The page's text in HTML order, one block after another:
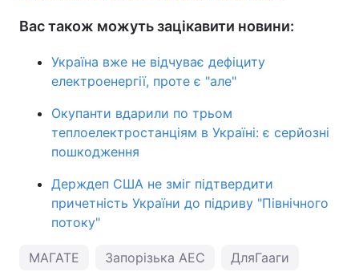
Вас також можуть зацікавити новини:
Україна вже не відчуває дефіциту
електроенергії, проте є "але"
Окупанти вдарили по трьом
теплоелектростанціям в Україні: є серйозні
пошкодження
Держдеп США не зміг підтвердити
причетність України до підриву "Північного
потоку"
МАГАТЕ Запорізька АЕС ДляГааги